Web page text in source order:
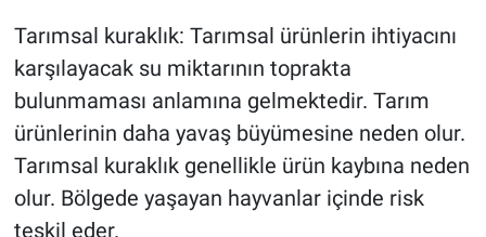
Tarımsal kuraklık: Tarımsal ürünlerin ihtiyacını
karşılayacak su miktarının toprakta
bulunmaması anlamına gelmektedir. Tarım
ürünlerinin daha yavaş büyümesine neden olur.
Tarımsal kuraklık genellikle ürün kaybına neden
olur. Bölgede yaşayan hayvanlar içinde risk
teşkil eder.